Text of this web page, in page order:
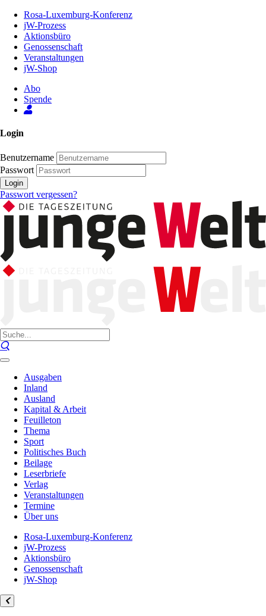
Inhalt
Seite
Rosa-Luxemburg-Konferenz
jW-Prozess
Aktionsbüro
Genossenschaft
Veranstaltungen
jW-Shop
Abo
Spende
Login
Benutzername
Passwort
Login
Passwort vergessen?
Ausgaben
Inland
Ausland
Kapital & Arbeit
Feuilleton
Thema
Sport
Politisches Buch
Beilage
Leserbriefe
Verlag
Veranstaltungen
Termine
Über uns
Rosa-Luxemburg-Konferenz
jW-Prozess
Aktionsbüro
Genossenschaft
jW-Shop